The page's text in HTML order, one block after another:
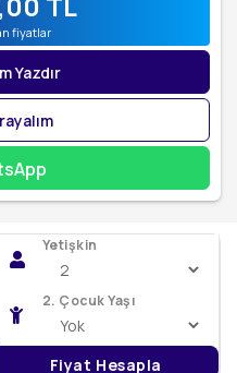
fiyatlar
Yazdır
Yetişkin
2. Çocuk Yaşı
Fiyat Hesapla